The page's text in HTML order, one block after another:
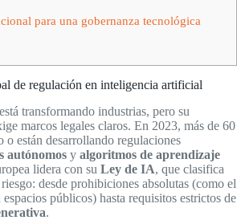
para una gobernanza tecnológica
de regulación en inteligencia artificial
transformando industrias, pero su
marcos legales claros. En 2023, más de 60
o están desarrollando regulaciones
autónomos y algoritmos de aprendizaje
lidera con su Ley de IA, que clasifica
desde prohibiciones absolutas (como el
públicos) hasta requisitos estrictos de
.